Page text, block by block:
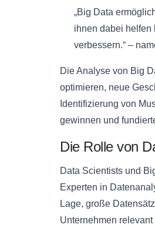
„Big Data
ihnen dabei helfen
verbessern.“ –
Die Analyse von Big
optimieren, neue
Identifizierung von
gewinnen und
Die Rolle von
Data Scientists und
Experten in
Lage, große
Unternehmen